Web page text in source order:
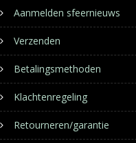
Aanmelden sfeernieuws
Verzenden
Betalingsmethoden
Klachtenregeling
Retourneren/garantie